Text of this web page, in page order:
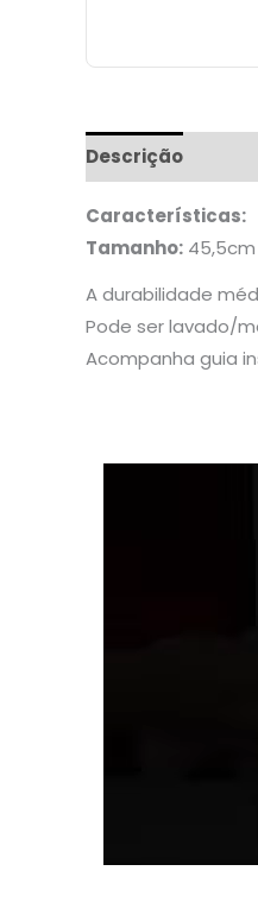
Descrição
Características:
Tamanho:
A durabilidade
Pode ser lavado/
Acompanha guia